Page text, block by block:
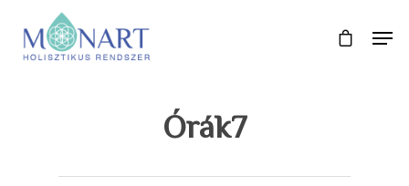
Órák7